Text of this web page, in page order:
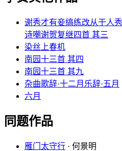
谢秀才有妾缟练改从于人
诗嘲谢贺复继四首 其三
染丝上春机
南园十三首 其四
南园十三首 其九
杂曲歌辞·十二月乐辞·五月
六月
同题作品
雁门太守行 · 何景明